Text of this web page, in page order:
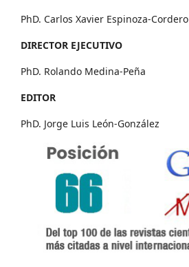
PhD. Carlos Xavier Espinoza-Cordero
DIRECTOR EJECUTIVO
PhD. Rolando Medina-Peña
EDITOR
PhD. Jorge Luis León-González